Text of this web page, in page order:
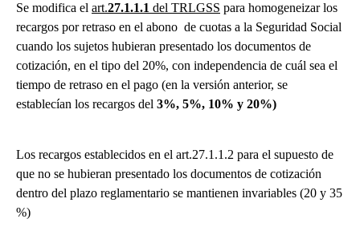
Se modifica el art.27.1.1.1 del TRLGSS para homogeneizar los
recargos por retraso en el abono de cuotas a la Seguridad Social
cuando los sujetos hubieran presentado los documentos de
cotización, en el tipo del 20%, con independencia de cuál sea el
tiempo de retraso en el pago (en la versión anterior, se
establecían los recargos del 3%, 5%, 10% y 20%)
Los recargos establecidos en el art.27.1.1.2 para el supuesto de
que no se hubieran presentado los documentos de cotización
dentro del plazo reglamentario se mantienen invariables (20 y 35
%)